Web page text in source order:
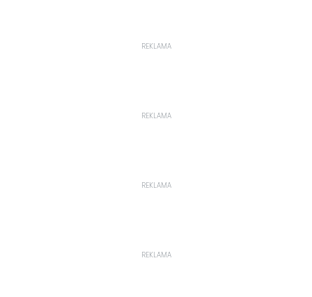
REKLAMA
REKLAMA
REKLAMA
REKLAMA